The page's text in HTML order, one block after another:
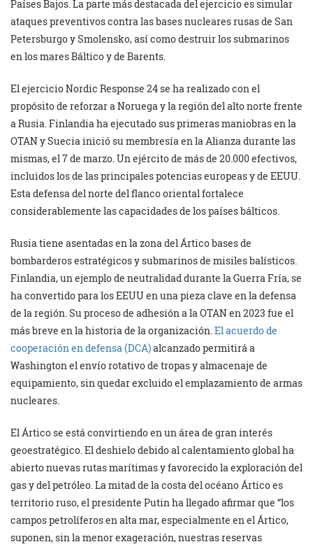
Países Bajos. La parte más destacada del ejercicio es simular
ataques preventivos contra las bases nucleares rusas de San
Petersburgo y Smolensko, así como destruir los submarinos
en los mares Báltico y de Barents.
El ejercicio Nordic Response 24 se ha realizado con el
propósito de reforzar a Noruega y la región del alto norte frente
a Rusia. Finlandia ha ejecutado sus primeras maniobras en la
OTAN y Suecia inició su membresía en la Alianza durante las
mismas, el 7 de marzo. Un ejército de más de 20.000 efectivos,
incluidos los de las principales potencias europeas y de EEUU.
Esta defensa del norte del flanco oriental fortalece
considerablemente las capacidades de los países bálticos.
Rusia tiene asentadas en la zona del Ártico bases de
bombarderos estratégicos y submarinos de misiles balísticos.
Finlandia, un ejemplo de neutralidad durante la Guerra Fría, se
ha convertido para los EEUU en una pieza clave en la defensa
de la región. Su proceso de adhesión a la OTAN en 2023 fue el
más breve en la historia de la organización.El acuerdo de
cooperación en defensa (DCA)alcanzado permitirá a
Washington el envío rotativo de tropas y almacenaje de
equipamiento, sin quedar excluido el emplazamiento de armas
nucleares.
El Ártico se está convirtiendo en un área de gran interés
geoestratégico. El deshielo debido al calentamiento global ha
abierto nuevas rutas marítimas y favorecido la exploración del
gas y del petróleo. La mitad de la costa del océano Ártico es
territorio ruso, el presidente Putin ha llegado afirmar que “los
campos petrolíferos en alta mar, especialmente en el Ártico,
suponen, sin la menor exageración, nuestras reservas